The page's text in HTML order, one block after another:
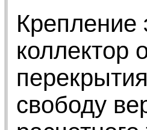
Крепление
коллектор
свободу